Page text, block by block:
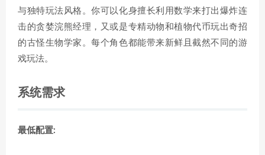
与独特玩法风格。你可以化身擅长利用数学来打出爆炸连
击的贪婪浣熊经理，又或是专精动物和植物代币玩出奇招
的古怪生物学家。每个角色都能带来新鲜且截然不同的游
戏玩法。
系统需求
最低配置: